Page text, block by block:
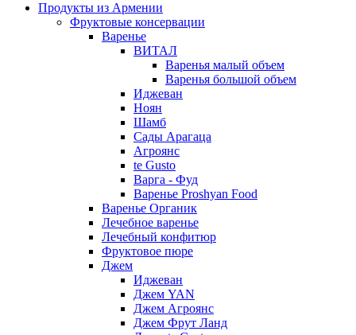
Продукты из Армении
Фруктовые консервации
Варенье
ВИТАЛ
Варенья малый объем
Варенья большой объем
Иджеван
Ноян
Шамб
Сады Арагаца
Агроянс
te Gusto
Варга - Фуд
Варенье Proshyan Food
Варенье Органик
Лечебное варенье
Лечебный конфитюр
Фруктовое пюре
Джем
Иджеван
Джем YAN
Джем Агроянс
Джем Фрут Ланд